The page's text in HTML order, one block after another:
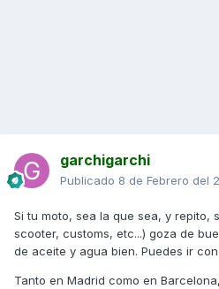
garchigarchi
Publicado 8 de Febrero del
Si tu moto, sea la que sea, y repito,
scooter, customs, etc...) goza de
de aceite y agua bien. Puedes ir
Tanto en Madrid como en